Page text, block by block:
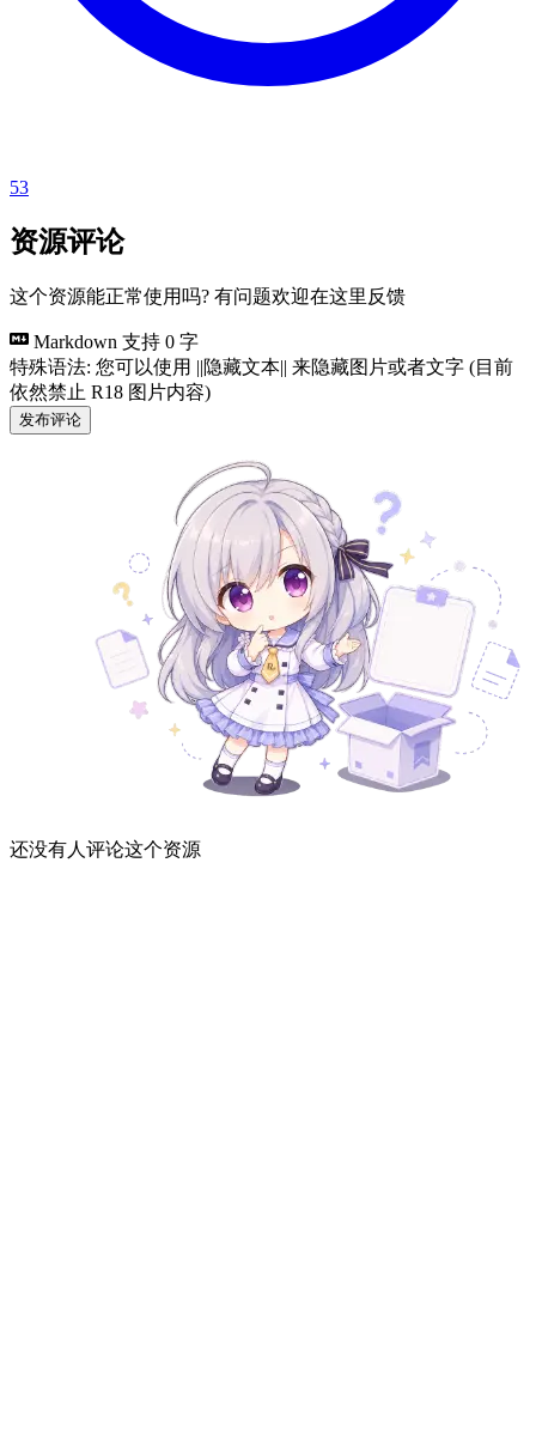
53
资源评论
这个资源能正常使用吗? 有问题欢迎在这里反馈
Markdown 支持 0 字
特殊语法: 您可以使用 ||隐藏文本|| 来隐藏图片或者文字 (目前
依然禁止 R18 图片内容)
发布评论
还没有人评论这个资源